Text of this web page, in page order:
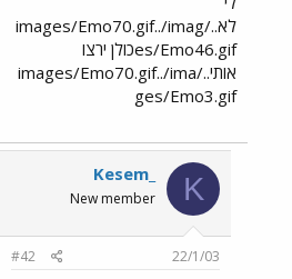
לא../images/Emo70.gif../imag
es/Emo46.gifכולן ירצו
אותי../images/Emo70.gif../ima
ges/Emo3.gif
K
Kesem_
New member
22/1/03
#42